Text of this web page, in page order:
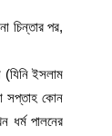
চিন্তার পর,
ইসলাম
সপ্তাহ কোন
ধর্ম পালনের